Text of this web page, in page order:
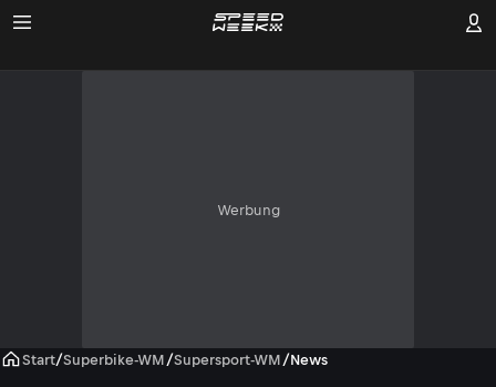
Werbung
Start/Superbike-WM /Supersport-WM /News